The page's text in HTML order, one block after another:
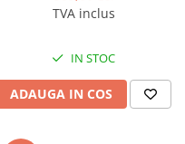
TVA inclus
IN STOC
ADAUGA IN COS